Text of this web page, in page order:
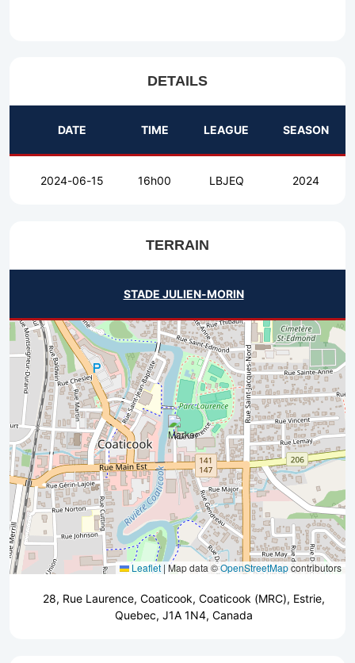
DETAILS
DATE TIME LEAGUE SEASON
2024-06-15 16h00 LBJEQ 2024
TERRAIN
STADE JULIEN-MORIN
Leaflet | Map data ©OpenStreetMapcontributors
28, Rue Laurence, Coaticook, Coaticook (MRC), Estrie,
Quebec, J1A 1N4, Canada